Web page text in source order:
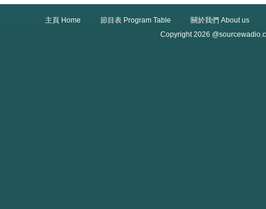
主頁 Home 節目表 Program Table
關於我們 About us
Copyright 2026